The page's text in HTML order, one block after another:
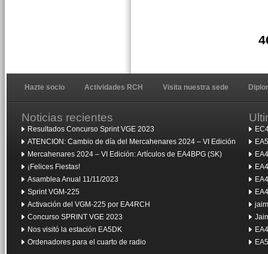
Hazte socio Actividades RCH Visita nuestra sede
Noticias recientes
Resultados Concurso Sprint VGE 2023
ATENCION: Cambio de día del Mercahenares 2024 – VI Edición
Mercahenares 2024 – VI Edición: Artículos de EA4BPG (SK)
¡Felices Fiestas!
Asamblea Anual 11/11/2023
Sprint VGM-225
Activación del VGM-225 por EA4RCH
Concurso SPRINT VGE 2023
Nos visitó la estación EA5DK
Ordenadores para el cuarto de radio